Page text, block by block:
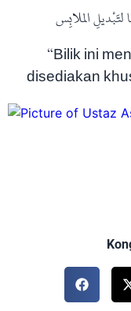
الملابِس
“Bilik ini
disediakan